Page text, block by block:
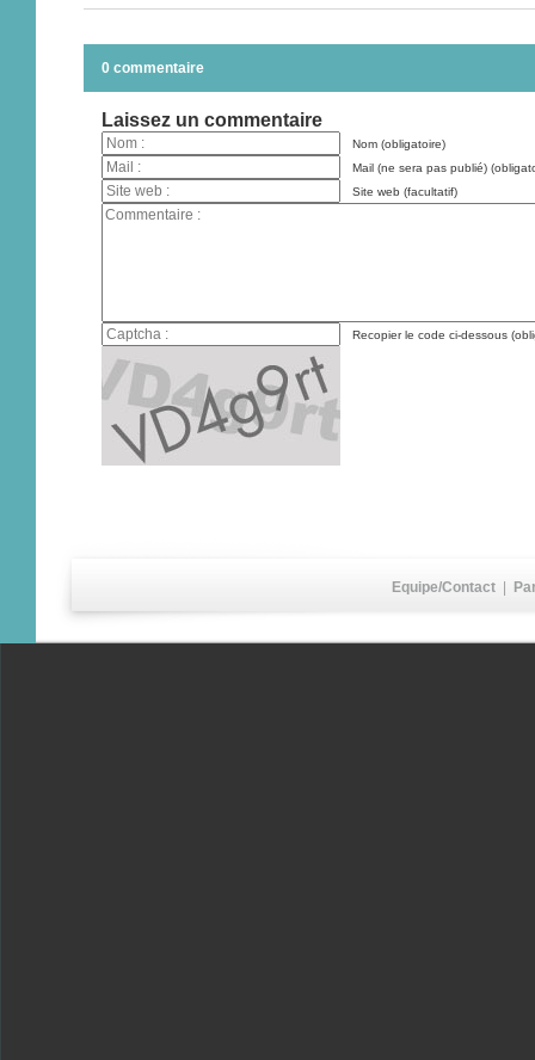
0 commentaire
Laissez un commentaire
Nom (obligatoire)
Mail (ne sera pas publié)
Site web (facultatif)
Recopier le code ci-dessous
Equipe/Contact